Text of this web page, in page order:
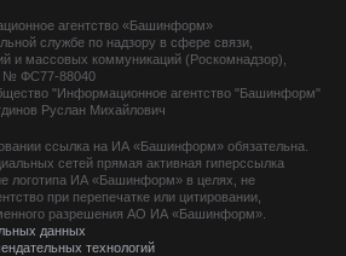
агентство «Башинформ»
службе по надзору в сфере связи,
и массовых коммуникаций (Роскомнадзор),
№ ФС77-88040
"Информационное агентство "Башинформ"
Руслан Михайлович
ссылка на ИА «Башинформ» обязательна.
сетей прямая активная гиперссылка
логотипа ИА «Башинформ» в целях, не
при перепечатке или цитировании,
разрешения АО ИА «Башинформ».
данных
технологий